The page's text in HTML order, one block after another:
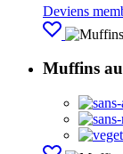
Deviens
Muffins